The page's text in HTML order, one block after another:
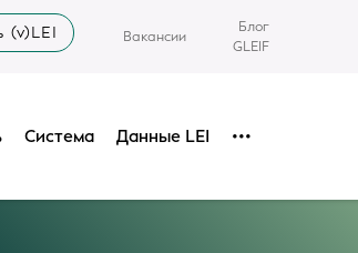
(v)LEI Вакансии
Блог
GLEIF
Система Данные LEI •••